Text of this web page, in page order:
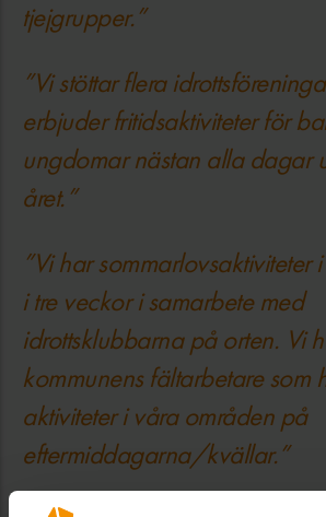
tjejgrupper.”
”Vi stöttar flera
erbjuder fritidsaktiviteter för
ungdomar nästan alla dagar
året.”
”Vi har sommarlovsaktiviteter
i tre veckor i samarbete med
idrottsklubbarna på orten. Vi
kommunens fältarbetare som
aktiviteter i våra områden på
eftermiddagarna/kvällar.”